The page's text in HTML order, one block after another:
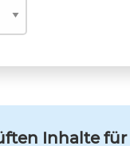
Inhalte